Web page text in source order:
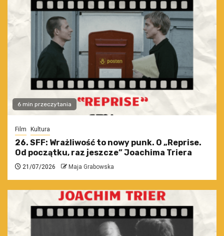
6 min przeczytania
Film Kultura
26. SFF: Wrażliwość to nowy punk. O „Reprise.
Od początku, raz jeszcze” Joachima Triera
21/07/2026 Maja Grabowska